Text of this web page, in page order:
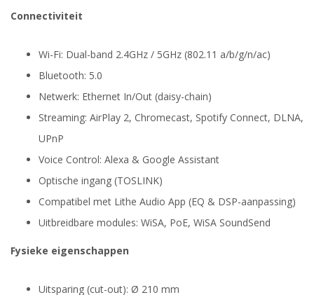
Connectiviteit
Wi-Fi: Dual-band 2.4GHz / 5GHz (802.11 a/b/g/n/ac)
Bluetooth: 5.0
Netwerk: Ethernet In/Out (daisy-chain)
Streaming: AirPlay 2, Chromecast, Spotify Connect, DLNA,
UPnP
Voice Control: Alexa & Google Assistant
Optische ingang (TOSLINK)
Compatibel met Lithe Audio App (EQ & DSP-aanpassing)
Uitbreidbare modules: WiSA, PoE, WiSA SoundSend
Fysieke eigenschappen
Uitsparing (cut-out): Ø 210 mm